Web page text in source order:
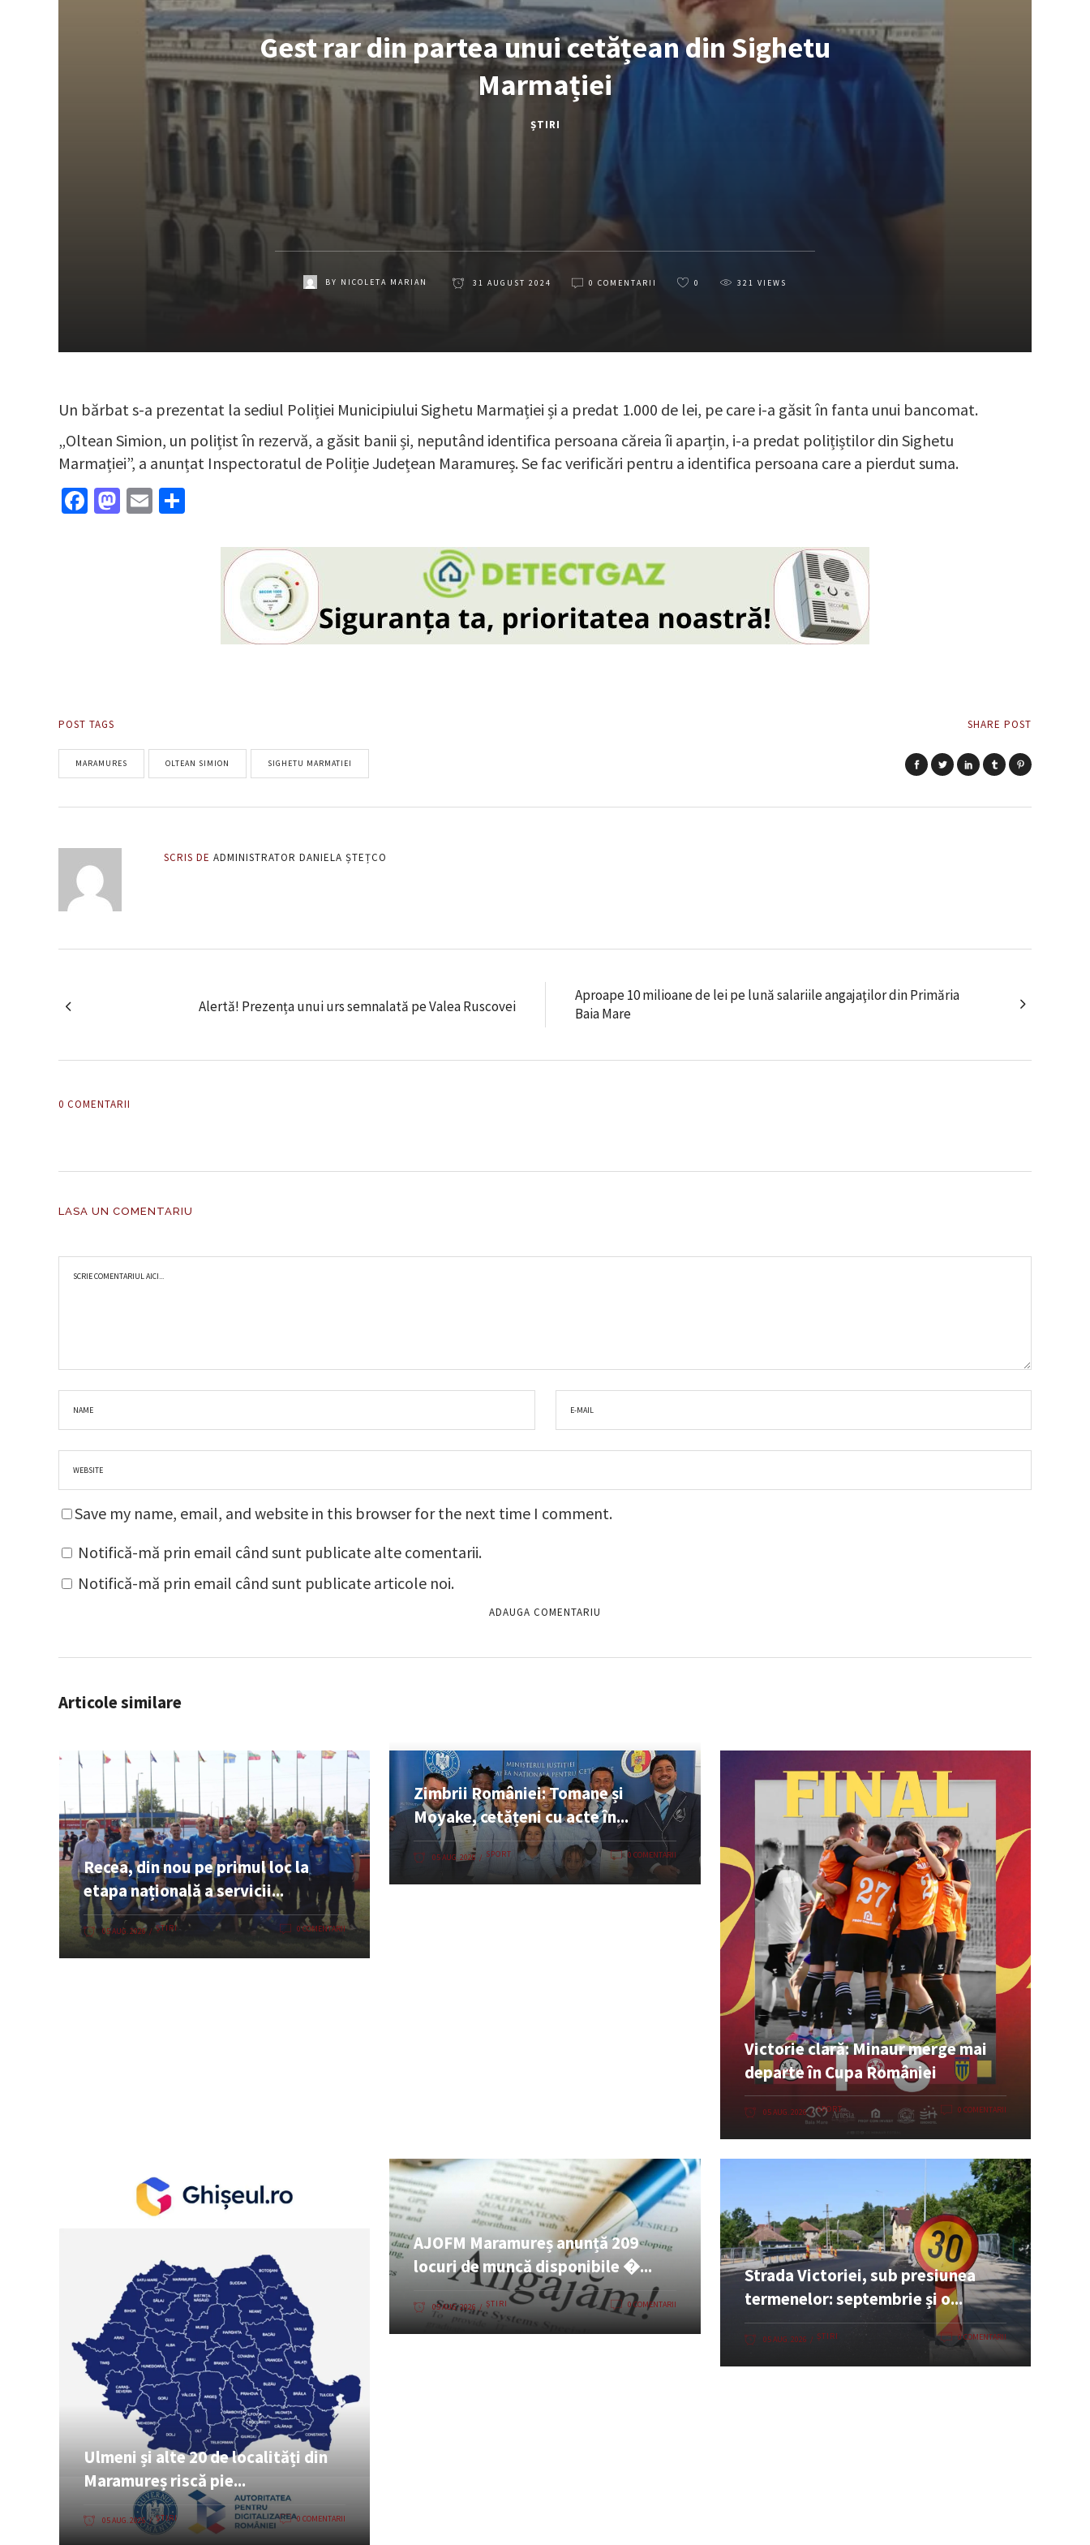
Gest rar din partea unui cetățean din Sighetu
Marmației
ȘTIRI
BY NICOLETA MARIAN 31 AUGUST 2024 0 COMENTARII 0 321 VIEWS
Un bărbat s-a prezentat la sediul Poliției Municipiului Sighetu Marmației și a predat 1.000 de lei, pe care i-a găsit în fanta unui bancomat.
„Oltean Simion, un polițist în rezervă, a găsit banii și, neputând identifica persoana căreia îi aparțin, i-a predat polițiștilor din Sighetu
Marmației”, a anunțat Inspectoratul de Poliție Județean Maramureș. Se fac verificări pentru a identifica persoana care a pierdut suma.
Facebook
Mastodon
Email
POST TAGS
MARAMURES OLTEAN SIMION SIGHETU MARMATIEI
SHARE POST
SCRIS DE ADMINISTRATOR DANIELA ȘTEȚCO
Alertă! Prezența unui urs semnalată pe Valea Ruscovei
Aproape 10 milioane de lei pe lună salariile angajaţilor din Primăria
Baia Mare
0 COMENTARII
LASA UN COMENTARIU
Save my name, email, and website in this browser for the next time I comment.
Notifică-mă prin email când sunt publicate alte comentarii.
Notifică-mă prin email când sunt publicate articole noi.
Articole similare
Recea, din nou pe primul loc la
etapa națională a servicii...
05 AUG. 2026 ȘTIRI 0 COMENTARII
Zimbrii României: Tomane și
Moyake, cetățeni cu acte în...
05 AUG. 2026 SPORT 0 COMENTARII
Victorie clară: Minaur merge mai
departe în Cupa României
05 AUG. 2026 SPORT 0 COMENTARII
Ulmeni și alte 20 de localități din
Maramureș riscă pie...
05 AUG. 2026 ȘTIRI 0 COMENTARII
AJOFM Maramureș anunță 209
locuri de muncă disponibile �...
05 AUG. 2026 ȘTIRI 0 COMENTARII
Strada Victoriei, sub presiunea
termenelor: septembrie și o...
05 AUG. 2026 ȘTIRI 0 COMENTARII